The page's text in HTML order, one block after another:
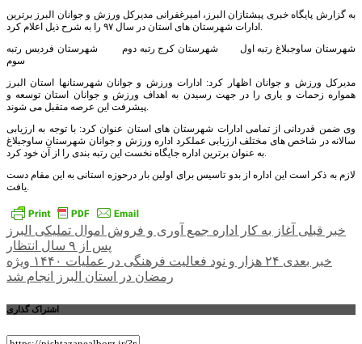
به گزارش پایگاه خبری پیشتازان البرز، امیرغفرانی مدیرکل ورزش و جوانان البرز برترین
ادارات شهرستان های استان در سال ۹۷ را به شرح ذیل اعلام کرد.
شهرستان ساوجبلاغ رتبه اول شهرستان کرج رتبه دوم شهرستان فردیس رتبه
سوم
مدیرکل ورزش و جوانان اظهار کرد: ادارات ورزش و جوانان شهرستانها استان البرز
همواره زحمات و یاری را در جهت رسیدن به اهداف ورزش و جوانان استان توسعه و
پیشرفت این عرصه متقبل می شوند.
وی ضمن قدردانی از تمامی ادارات شهرستان های استان عنوان کرد: با توجه به ارزیابی
سالانه در شاخص های مختلف ارزیابی عملکرد اداره ورزش و جوانان شهرستان ساوجبلاغ
به عنوان برترین اداره جایگاه نخست این رتبه بندی را از آن خود کرد.
لازم به ذکر است این اداره از بدو تاسیس برای اولین بار درحوزه استانی به این مقام دست
یافت.
راهبری
نوشته
خبر قبلی آغاز به کار اداره جمع آوری و فروش اموال تملیکی البرز
پس از ۹ سال انتظار
خبر بعدی
۲۴ هزار و نود فعالیت فرهنگی در عملیات ۱۴۴۰ ویژه
رمضان در استان البرز انجام شد
اشتراک گذاری